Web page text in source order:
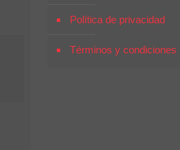
Política de privacidad
Términos y condiciones